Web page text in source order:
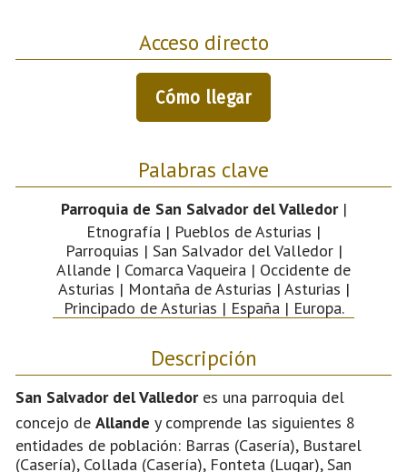
Acceso directo
Cómo llegar
Palabras clave
Parroquia de San Salvador del Valledor|
Etnografía | Pueblos de Asturias |
Parroquias | San Salvador del Valledor |
Allande | Comarca Vaqueira | Occidente de
Asturias | Montaña de Asturias | Asturias |
Principado de Asturias | España | Europa.
Descripción
San Salvador del Valledores una parroquia del
concejo de Allande y comprende las siguientes 8
entidades de población: Barras (Casería), Bustarel
(Casería), Collada (Casería), Fonteta (Lugar), San